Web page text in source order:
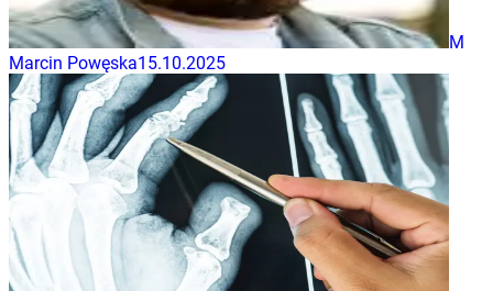
M
Marcin Powęska15.10.2025